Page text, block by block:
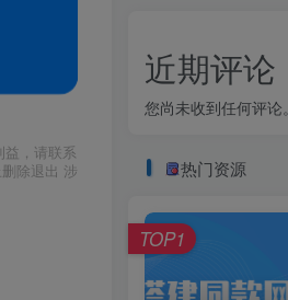
益，请联系
除退出 涉
近期评论
您尚未收到任何评论。
热门资源
TOP1